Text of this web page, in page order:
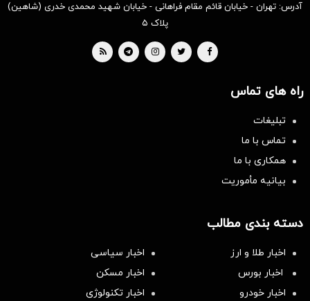
آدرس: تهران - خیابان قائم مقام فراهانی - خیابان شهید محمدی خدری (شاهین)
پلاک ۵
راه های تماس
تبلیغات
تماس با ما
همکاری با ما
بیانیه مأموریت
دسته بندی مطالب
اخبار طلا و ارز
اخبار سیاسی
اخبار بورس
اخبار مسکن
اخبار خودرو
اخبار تکنولوژی